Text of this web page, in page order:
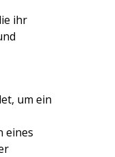
ihr
um ein
eines